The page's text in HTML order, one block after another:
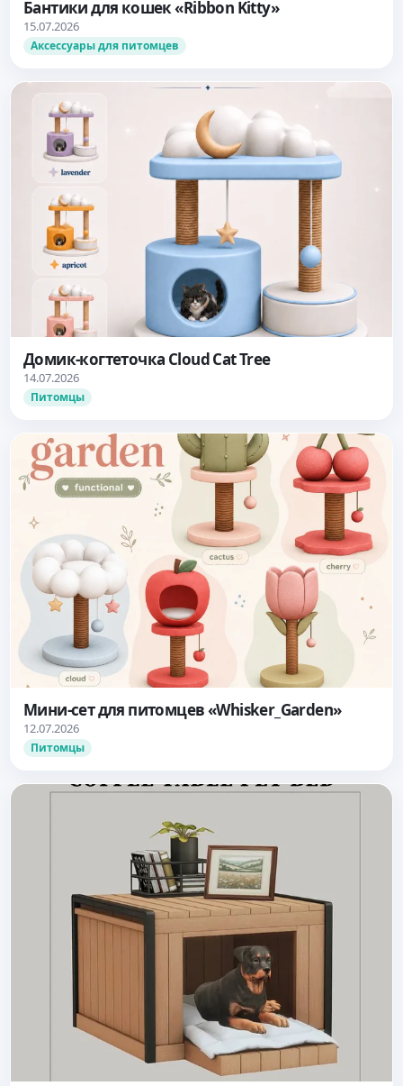
Бантики для кошек «Ribbon Kitty»
15.07.2026
Аксессуары для питомцев
Домик-когтеточка Cloud Cat Tree
14.07.2026
Питомцы
Мини-сет для питомцев «Whisker_Garden»
12.07.2026
Питомцы